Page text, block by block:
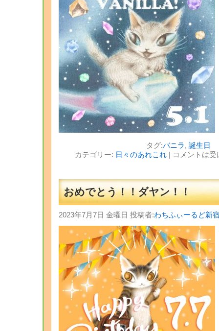
タグ:バニラ, 誕生日
カテゴリー: 日々のあれこれ| コメントは
おめでとう！！ダヤン！！
2023年7月7日 金曜日 投稿者:わちふぃーるど新